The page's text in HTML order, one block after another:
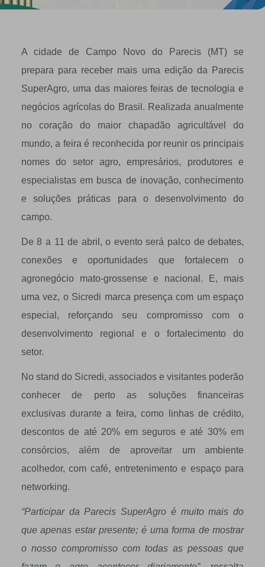
A cidade de Campo Novo do Parecis (MT) se
prepara para receber mais uma edição da Parecis
SuperAgro, uma das maiores feiras de tecnologia e
negócios agrícolas do Brasil. Realizada anualmente
no coração do maior chapadão agricultável do
mundo, a feira é reconhecida por reunir os principais
nomes do setor agro, empresários, produtores e
especialistas em busca de inovação, conhecimento
e soluções práticas para o desenvolvimento do
campo.
De 8 a 11 de abril, o evento será palco de debates,
conexões e oportunidades que fortalecem o
agronegócio mato-grossense e nacional. E, mais
uma vez, o Sicredi marca presença com um espaço
especial, reforçando seu compromisso com o
desenvolvimento regional e o fortalecimento do
setor.
No stand do Sicredi, associados e visitantes poderão
conhecer de perto as soluções financeiras
exclusivas durante a feira, como linhas de crédito,
descontos de até 20% em seguros e até 30% em
consórcios, além de aproveitar um ambiente
acolhedor, com café, entretenimento e espaço para
networking.
“Participar da Parecis SuperAgro é muito mais do
que apenas estar presente; é uma forma de mostrar
o nosso compromisso com todas as pessoas que